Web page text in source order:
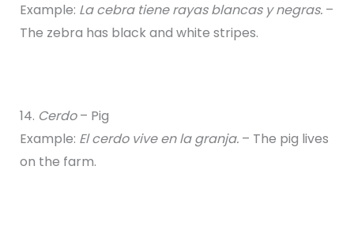
Example: La cebra tiene rayas blancas y negras.–
The zebra has black and white stripes.
14. Cerdo– Pig
Example: El cerdo vive en la granja.– The pig lives
on the farm.